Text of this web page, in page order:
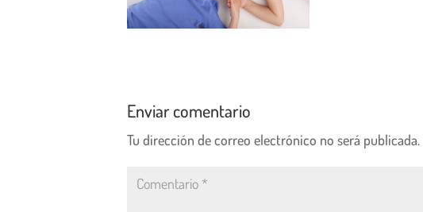
Enviar comentario
Tu dirección de correo electrónico no será publicada.